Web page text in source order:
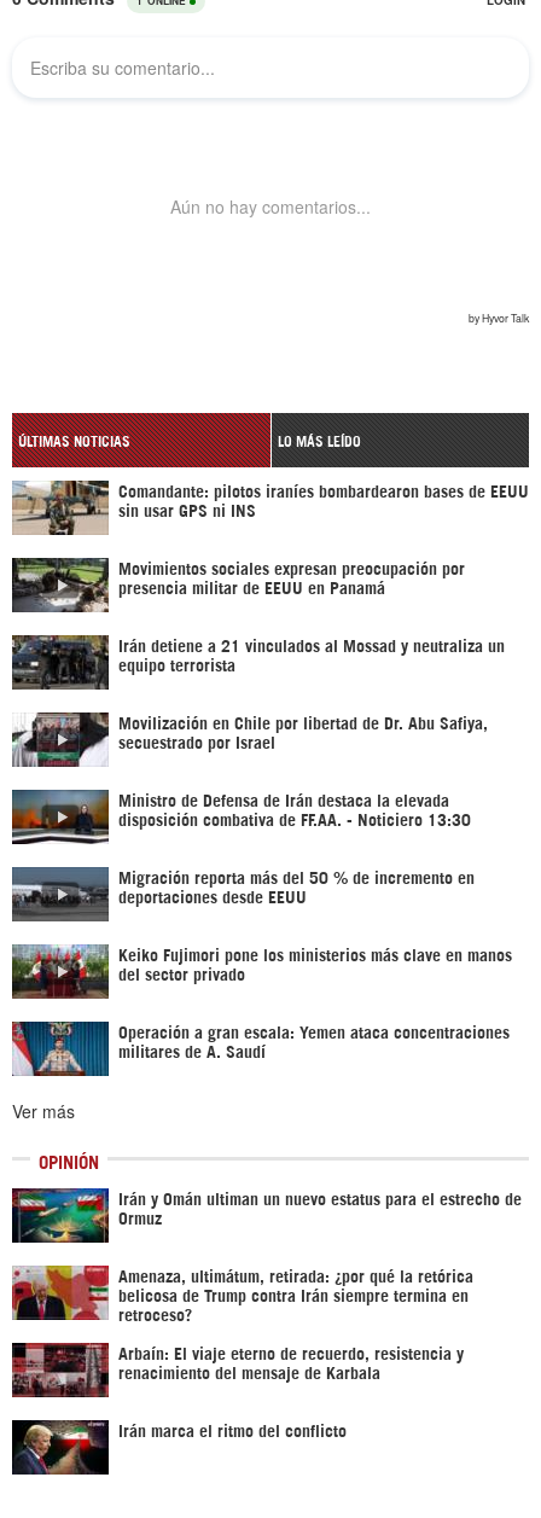
ÚLTIMAS NOTICIAS LO MÁS LEÍDO
Comandante: pilotos iraníes bombardearon bases de EEUU
sin usar GPS ni INS
Movimientos sociales expresan preocupación por
presencia militar de EEUU en Panamá
Irán detiene a 21 vinculados al Mossad y neutraliza un
equipo terrorista
Movilización en Chile por libertad de Dr. Abu Safiya,
secuestrado por Israel
Ministro de Defensa de Irán destaca la elevada
disposición combativa de FF.AA. - Noticiero 13:30
Migración reporta más del 50 % de incremento en
deportaciones desde EEUU
Keiko Fujimori pone los ministerios más clave en manos
del sector privado
Operación a gran escala: Yemen ataca concentraciones
militares de A. Saudí
Ver más
OPINIÓN
Irán y Omán ultiman un nuevo estatus para el estrecho de
Ormuz
Amenaza, ultimátum, retirada: ¿por qué la retórica
belicosa de Trump contra Irán siempre termina en
retroceso?
Arbaín: El viaje eterno de recuerdo, resistencia y
renacimiento del mensaje de Karbala
Irán marca el ritmo del conflicto